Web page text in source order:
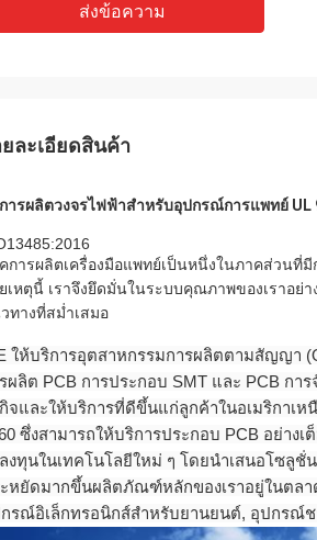
ส่งข้อความ
ยละเอียดสินค้า
ารผลิตวงจรไฟฟ้าสำหรับอุปกรณ์การแพทย์ UL
การผลิตเครื่องมือแพทย์เป็นหนึ่งในภาคส่วน
เหตุนี้ เราจึงยึดมั่นในระบบคุณภาพของเราอย่
ทางที่สม่ำเสมอ
ให้บริการอุตสาหกรรมการผลิตตามสัญญา
ผลิต PCB การประกอบ SMT และ PCB ก
จและให้บริการที่ดีขึ้นแก่ลูกค้าในอเมริกาเห
ซึ่งสามารถให้บริการประกอบ PCB อย่าง
งทุนในเทคโนโลยีใหม่ ๆ โดยนำเสนอโซลู
หยัดมากขึ้นผลิตภัณฑ์หลักของเราอยู่ในตลาด
รณ์อิเล็กทรอนิกส์สำหรับยานยนต์, อุปกรณ์